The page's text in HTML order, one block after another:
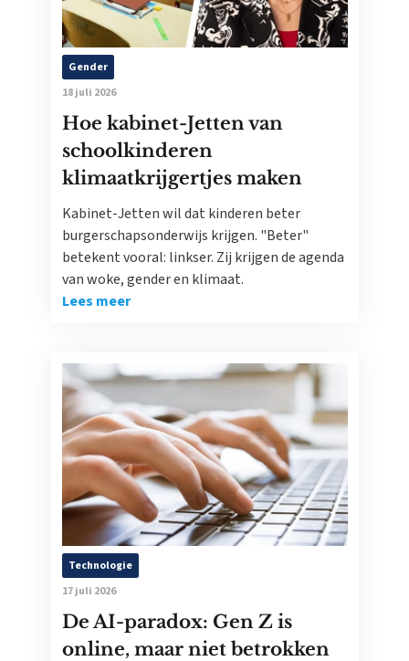
Gender
18 juli 2026
Hoe kabinet-Jetten van
schoolkinderen
klimaatkrijgertjes maken
Kabinet-Jetten wil dat kinderen beter
burgerschapsonderwijs krijgen. "Beter"
betekent vooral: linkser. Zij krijgen de agenda
van woke, gender en klimaat.
Lees meer
Technologie
17 juli 2026
De AI-paradox: Gen Z is
online, maar niet betrokken